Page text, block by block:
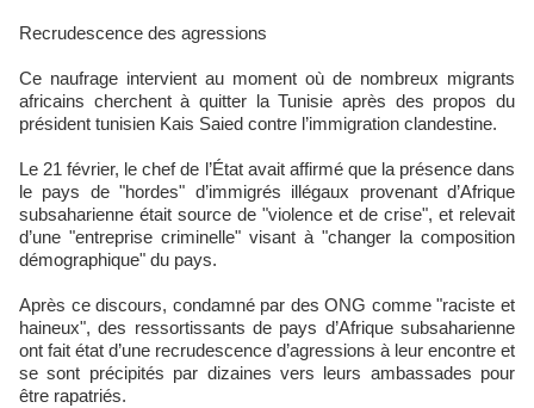
Recrudescence des agressions
Ce naufrage intervient au moment où de nombreux migrants
africains cherchent à quitter la Tunisie après des propos du
président tunisien Kais Saied contre l’immigration clandestine.
Le 21 février, le chef de l’État avait affirmé que la présence dans
le pays de "hordes" d’immigrés illégaux provenant d’Afrique
subsaharienne était source de "violence et de crise", et relevait
d’une "entreprise criminelle" visant à "changer la composition
démographique" du pays.
Après ce discours, condamné par des ONG comme "raciste et
haineux", des ressortissants de pays d’Afrique subsaharienne
ont fait état d’une recrudescence d’agressions à leur encontre et
se sont précipités par dizaines vers leurs ambassades pour
être rapatriés.